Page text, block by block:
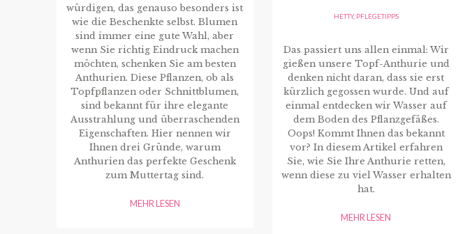
würdigen, das genauso besonders ist
wie die Beschenkte selbst. Blumen
sind immer eine gute Wahl, aber
wenn Sie richtig Eindruck machen
möchten, schenken Sie am besten
Anthurien. Diese Pflanzen, ob als
Topfpflanzen oder Schnittblumen,
sind bekannt für ihre elegante
Ausstrahlung und überraschenden
Eigenschaften. Hier nennen wir
Ihnen drei Gründe, warum
Anthurien das perfekte Geschenk
zum Muttertag sind.
MEHR LESEN
HETTY, PFLEGETIPPS
Das passiert uns allen einmal: Wir
gießen unsere Topf-Anthurie und
denken nicht daran, dass sie erst
kürzlich gegossen wurde. Und auf
einmal entdecken wir Wasser auf
dem Boden des Pflanzgefäßes.
Oops! Kommt Ihnen das bekannt
vor? In diesem Artikel erfahren
Sie, wie Sie Ihre Anthurie retten,
wenn diese zu viel Wasser erhalten
hat.
MEHR LESEN